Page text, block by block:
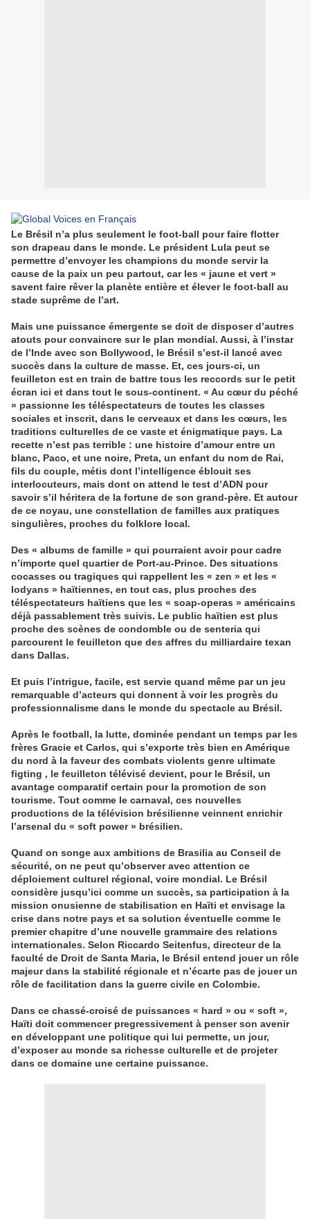
Le Brésil n’a plus seulement le foot-ball pour faire flotter
son drapeau dans le monde. Le président Lula peut se
permettre d’envoyer les champions du monde servir la
cause de la paix un peu partout, car les « jaune et vert »
savent faire rêver la planète entière et élever le foot-ball au
stade suprême de l’art.
Mais une puissance émergente se doit de disposer d’autres
atouts pour convaincre sur le plan mondial. Aussi, à l’instar
de l’Inde avec son Bollywood, le Brésil s’est-il lancé avec
succès dans la culture de masse. Et, ces jours-ci, un
feuilleton est en train de battre tous les reccords sur le petit
écran ici et dans tout le sous-continent. « Au cœur du péché
» passionne les téléspectateurs de toutes les classes
sociales et inscrit, dans le cerveaux et dans les cœurs, les
traditions culturelles de ce vaste et énigmatique pays. La
recette n’est pas terrible : une histoire d’amour entre un
blanc, Paco, et une noire, Preta, un enfant du nom de Rai,
fils du couple, métis dont l’intelligence éblouit ses
interlocuteurs, mais dont on attend le test d’ADN pour
savoir s’il héritera de la fortune de son grand-père. Et autour
de ce noyau, une constellation de familles aux pratiques
singulières, proches du folklore local.
Des « albums de famille » qui pourraient avoir pour cadre
n’importe quel quartier de Port-au-Prince. Des situations
cocasses ou tragiques qui rappellent les « zen » et les «
lodyans » haïtiennes, en tout cas, plus proches des
téléspectateurs haïtiens que les « soap-operas » américains
déjà passablement très suivis. Le public haïtien est plus
proche des scènes de condomble ou de senteria qui
parcourent le feuilleton que des affres du milliardaire texan
dans Dallas.
Et puis l’intrigue, facile, est servie quand même par un jeu
remarquable d’acteurs qui donnent à voir les progrès du
professionnalisme dans le monde du spectacle au Brésil.
Après le football, la lutte, dominée pendant un temps par les
frères Gracie et Carlos, qui s’exporte très bien en Amérique
du nord à la faveur des combats violents genre ultimate
figting , le feuilleton télévisé devient, pour le Brésil, un
avantage comparatif certain pour la promotion de son
tourisme. Tout comme le carnaval, ces nouvelles
productions de la télévision brésilienne veinnent enrichir
l’arsenal du « soft power » brésilien.
Quand on songe aux ambitions de Brasilia au Conseil de
sécurité, on ne peut qu’observer avec attention ce
déploiement culturel régional, voire mondial. Le Brésil
considère jusqu’ici comme un succès, sa participation à la
mission onusienne de stabilisation en Haïti et envisage la
crise dans notre pays et sa solution éventuelle comme le
premier chapitre d’une nouvelle grammaire des relations
internationales. Selon Riccardo Seitenfus, directeur de la
faculté de Droit de Santa Maria, le Brésil entend jouer un rôle
majeur dans la stabilité régionale et n’écarte pas de jouer un
rôle de facilitation dans la guerre civile en Colombie.
Dans ce chassé-croisé de puissances « hard » ou « soft »,
Haïti doit commencer pregressivement à penser son avenir
en développant une politique qui lui permette, un jour,
d’exposer au monde sa richesse culturelle et de projeter
dans ce domaine une certaine puissance.